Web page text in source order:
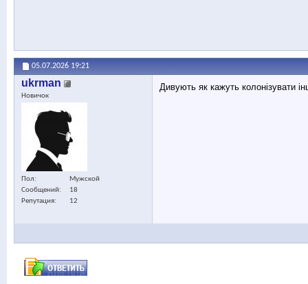
05.07.2026 19:21
ukrman
Новичок
Пол
Мужской
Сообщений
18
Репутация
12
Дивують як кажуть колонізувати